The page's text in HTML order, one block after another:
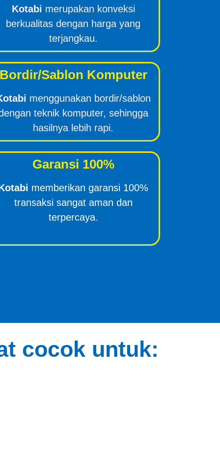
Kotabi merupakan konveksi
berkualitas dengan harga yang
terjangkau.
Sablon Komputer
menggunakan bordir/sablon
teknik komputer, sehingga
hasilnya lebih rapi.
Garansi 100%
memberikan garansi 100%
transaksi sangat aman dan
terpercaya.
cocok untuk: